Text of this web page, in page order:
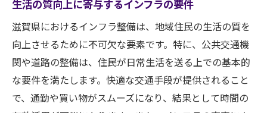
生活の質向上に寄与するインフラの要件
滋賀県におけるインフラ整備は、地域住民の生活の質を
向上させるために不可欠な要素です。特に、公共交通機
関や道路の整備は、住民が日常生活を送る上での基本的
な要件を満たします。快適な交通手段が提供されること
で、通勤や買い物がスムーズになり、結果として時間の